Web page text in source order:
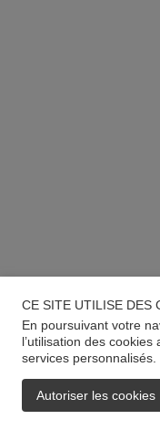
CE SITE UTILISE DES
En poursuivant votre
l’utilisation des
services personnalisés.
Autoriser les cookies